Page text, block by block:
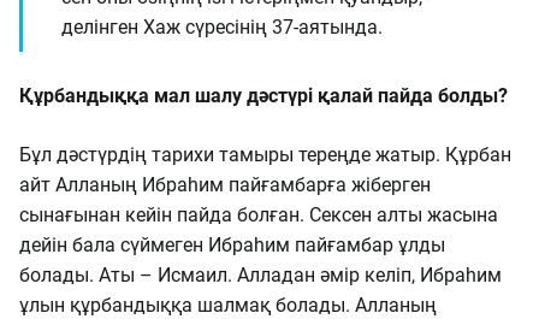
делінген Хаж сүресінің 37-аятында.
Құрбандыққа мал шалу дәстүрі қалай пайда болды?
Бұл дәстүрдің тарихи тамыры тереңде жатыр. Құрбан
айт Алланың Ибраһим пайғамбарға жіберген
сынағынан кейін пайда болған. Сексен алты жасына
дейін бала сүймеген Ибраһим пайғамбар ұлды
болады. Аты – Исмаил. Алладан әмір келіп, Ибраһим
ұлын құрбандыққа шалмақ болады. Алланың